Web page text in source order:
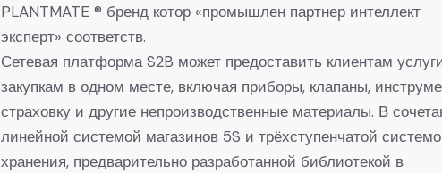
PLANTMATE ® бренд котор «промышлен партнер интеллект
эксперт» соответств.
Сетевая платформа S2B может предоставить клиентам
закупкам в одном месте, включая приборы, клапаны,
страховку и другие непроизводственные материалы. В
линейной системой магазинов 5S и трёхступенчатой
хранения, предварительно разработанной библиотекой в